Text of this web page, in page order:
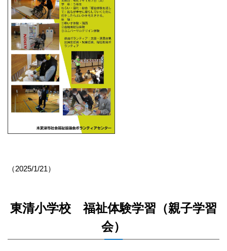
（2025/1/21）
東清小学校 福祉体験学習（親子学習
会）